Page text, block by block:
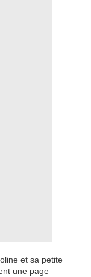
et sa petite
une page